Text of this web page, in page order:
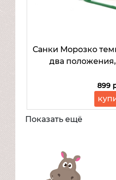
Санки Морозко
два
899
Показать ещё